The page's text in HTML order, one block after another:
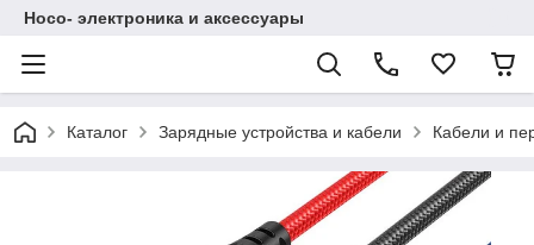
Hoco- электроника и аксессуары
Каталог Зарядные устройства и кабели Кабели и